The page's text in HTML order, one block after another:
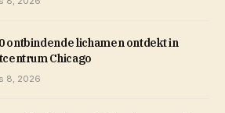
ontbindende lichamen ontdekt in
Chicago
8, 2026